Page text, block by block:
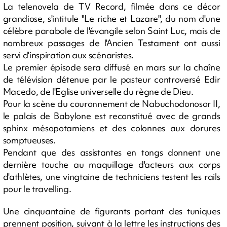
La telenovela de TV Record, filmée dans ce décor
grandiose, s'intitule "Le riche et Lazare", du nom d'une
célèbre parabole de l'évangile selon Saint Luc, mais de
nombreux passages de l'Ancien Testament ont aussi
servi d'inspiration aux scénaristes.
Le premier épisode sera diffusé en mars sur la chaîne
de télévision détenue par le pasteur controversé Edir
Macedo, de l'Eglise universelle du règne de Dieu.
Pour la scène du couronnement de Nabuchodonosor II,
le palais de Babylone est reconstitué avec de grands
sphinx mésopotamiens et des colonnes aux dorures
somptueuses.
Pendant que des assistantes en tongs donnent une
dernière touche au maquillage d'acteurs aux corps
d'athlètes, une vingtaine de techniciens testent les rails
pour le travelling.
Une cinquantaine de figurants portant des tuniques
prennent position, suivant à la lettre les instructions des